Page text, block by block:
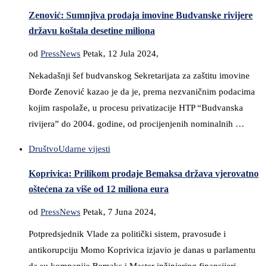
Zenović: Sumnjiva prodaja imovine Budvanske rivijere
državu koštala desetine miliona
od PressNews Petak, 12 Jula 2024,
Nekadašnji šef budvanskog Sekretarijata za zaštitu imovine
Đorđe Zenović kazao je da je, prema nezvaničnim podacima
kojim raspolaže, u procesu privatizacije HTP “Budvanska
rivijera” do 2004. godine, od procijenjenih nominalnih …
DruštvoUdarne vijesti
Koprivica: Prilikom prodaje Bemaksa država vjerovatno
oštećena za više od 12 miliona eura
od PressNews Petak, 7 Juna 2024,
Potpredsjednik Vlade za politički sistem, pravosuđe i
antikorupciju Momo Koprivica izjavio je danas u parlamentu